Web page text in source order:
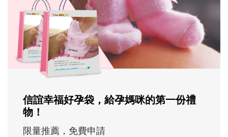
信誼幸福好孕袋，給孕媽咪的第一份禮
物！
限量推薦，免費申請